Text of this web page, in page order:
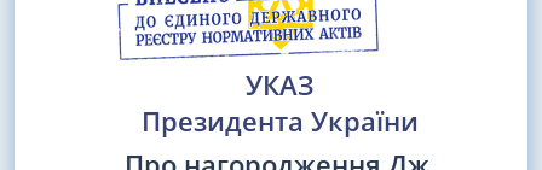
УКАЗ
Президента України